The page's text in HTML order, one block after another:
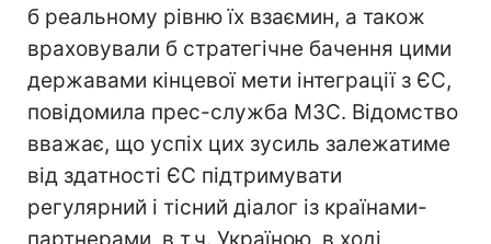
б реальному рівню їх взаємин, а також
враховували б стратегічне бачення цими
державами кінцевої мети інтеграції з ЄС,
повідомила прес-служба МЗС. Відомство
вважає, що успіх цих зусиль залежатиме
від здатності ЄС підтримувати
регулярний і тісний діалог із країнами-